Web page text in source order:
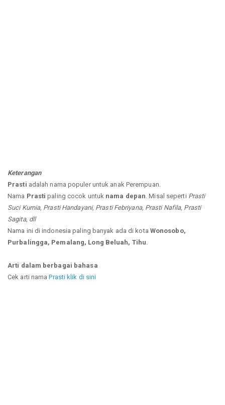
Keterangan
Prasti adalah nama populer untuk anak Perempuan.
Nama Prasti paling cocok untuk nama depan . Misal seperti Prasti
Suci Kurnia, Prasti Handayani, Prasti Febriyana, Prasti Nafila, Prasti
Sagita, dll
Nama ini di indonesia paling banyak ada di kota Wonosobo,
Purbalingga, Pemalang, Long Beluah, Tihu
Arti dalam berbagai bahasa
Cek arti namaPrasti klik di sini